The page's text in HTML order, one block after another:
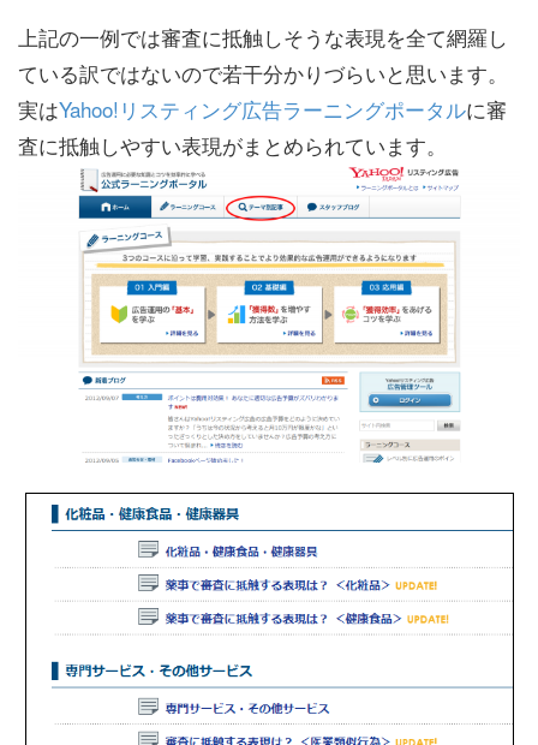
上記の一例では審査に抵触しそうな表現を全て網羅し
ている訳ではないので若干分かりづらいと思います。
実はYahoo!リスティング広告ラーニングポータルに審
査に抵触しやすい表現がまとめられています。